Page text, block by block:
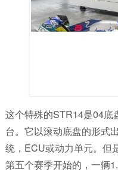
这个特殊的STR14是04底
台。它以滚动底盘的形式
统，ECU或动力单元。但
第五个赛季开始的，一辆